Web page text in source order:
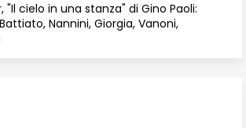
cielo in una stanza" di Gino Paoli:
Nannini, Giorgia, Vanoni,